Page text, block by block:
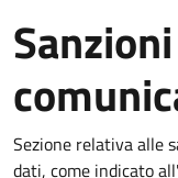
Sezione relativa alle
dati, come indicato